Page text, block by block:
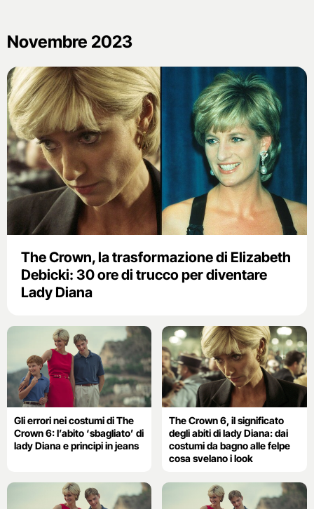
Novembre 2023
The Crown, la trasformazione di Elizabeth
Debicki: 30 ore di trucco per diventare
Lady Diana
Gli errori nei costumi di The
Crown 6: l’abito ‘sbagliato’ di
lady Diana e principi in jeans
The Crown 6, il significato
degli abiti di lady Diana: dai
costumi da bagno alle felpe
cosa svelano i look